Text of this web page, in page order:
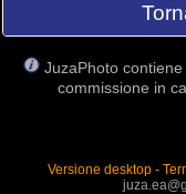
JuzaPhoto
commissione in
Versione desktop-